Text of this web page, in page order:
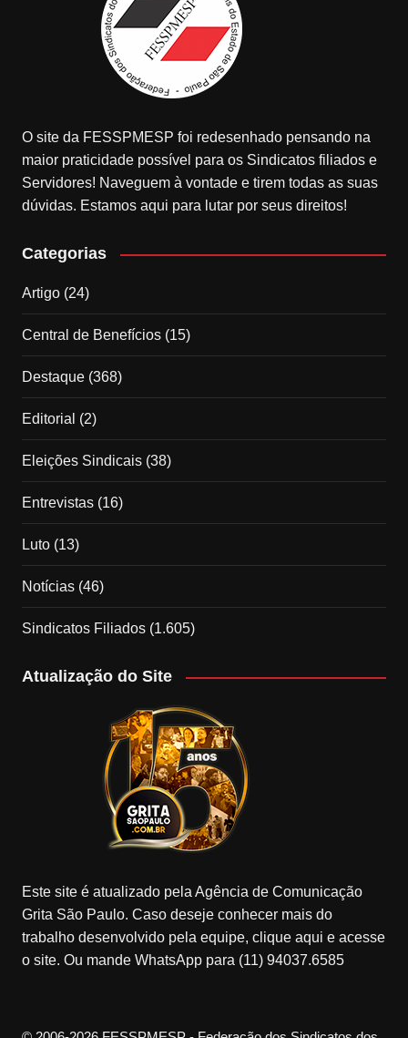
O site da FESSPMESP foi redesenhado pensando na
maior praticidade possível para os Sindicatos filiados e
Servidores! Naveguem à vontade e tirem todas as suas
dúvidas. Estamos aqui para lutar por seus direitos!
Categorias
Artigo(24)
Central de Benefícios(15)
Destaque(368)
Editorial (2)
Eleições Sindicais(38)
Entrevistas(16)
Luto(13)
Notícias(46)
Sindicatos Filiados(1.605)
Atualização do Site
Este site é atualizado pela Agência de Comunicação
Grita São Paulo. Caso deseje conhecer mais do
trabalho desenvolvido pela equipe, clique aqui e acesse
o site. Ou mande WhatsApp para (11) 94037.6585